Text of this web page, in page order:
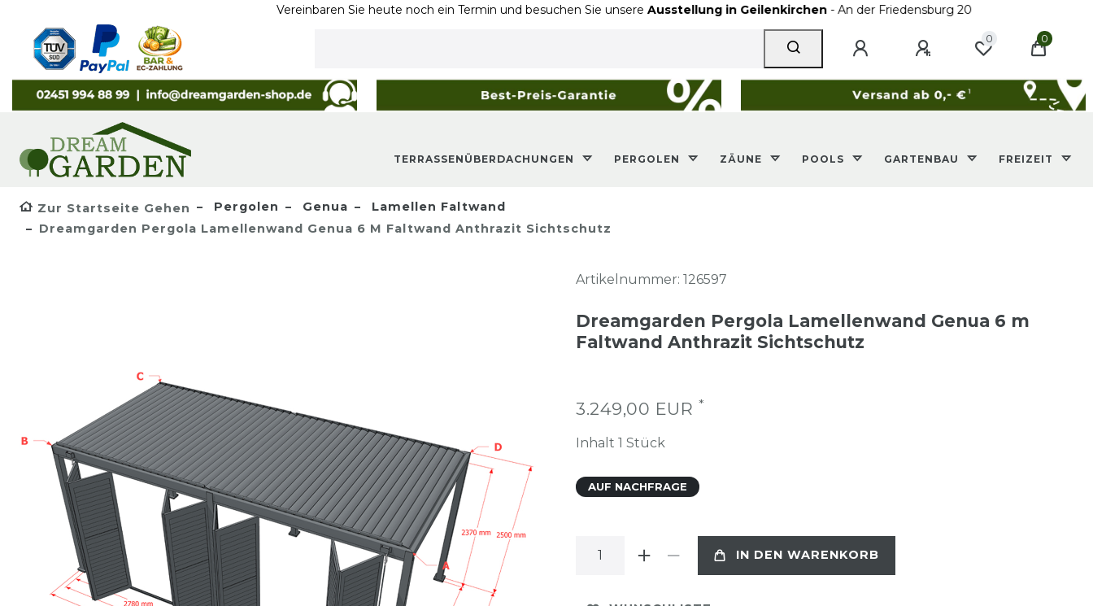
Vereinbaren Sie heute noch ein Termin und besuchen Sie unsere Ausstellung in Geilenkirchen- An der Friedensburg 20
0 0
TERRASSENÜBERDACHUNGEN PERGOLEN ZÄUNE POOLS GARTENBAU FREIZEIT
Zur Startseite Gehen Pergolen Genua
Lamellen Faltwand
Dreamgarden Pergola Lamellenwand Genua 6 M Faltwand Anthrazit Sichtschutz
Artikelnummer: 126597
Dreamgarden Pergola Lamellenwand Genua 6 m
Faltwand Anthrazit Sichtschutz
3.249,00 EUR *
Inhalt 1 Stück
AUF NACHFRAGE
IN DEN WARENKORB